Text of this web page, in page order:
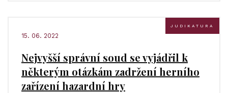
JUDIKATURA
15. 06. 2022
Nejvyšší správní soud se vyjádřil k
některým otázkám zadržení herního
zařízení hazardní hry